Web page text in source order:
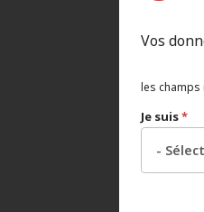
Vos
les
Je suis*